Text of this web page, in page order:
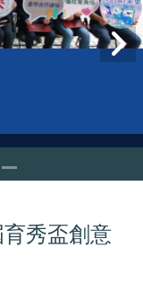
秀盃創意